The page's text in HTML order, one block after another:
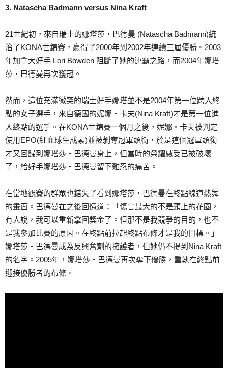
3. Natascha Badmann versus Nina Kraft
21世紀初，來自瑞士的娜塔莎‧巴德曼 (Natascha Badmann)統
治了KONA世錦賽，贏得了2000年到2002年連續三屆優勝。2003
年加拿大好手 Lori Bowden 阻斷了她的連霸之路，而2004年娜塔
莎‧巴德曼再次獲冠。
然而，這位充滿微笑的瑞士好手娜塔並不是2004年第一位跨入終
點的女子選手，來自德國的妮娜‧卡夫(Nina Kraft)才是第一位進
入終點的選手。在KONA世錦賽一個月之後，妮娜‧卡夫被判定
使用EPO(紅血球生成素)並被剝奪冠軍頭銜，於是這個冠軍頭銜
才又回歸到娜塔莎‧巴德曼身上，但當時的榮耀感受已被破壞
了，給好手娜塔莎‧巴德曼留下難忍的痛苦。
在當地觀賽的群眾也錯失了看到娜塔莎‧巴德曼在終點線道熱舞
的畫面。巴德曼在之後回憶道：「傷害最大的不是頸上的花圈，
有人說，我可以重新拿回獎金了。但那不是我競爭的目的，也不
是我參加比賽的原因。在終點前拉起終點布條才是我的目標。」
娜塔莎‧巴德曼成為反興奮劑的擁護者，但她仍不提到Nina Kraft
的名字。2005年，娜塔莎‧巴德曼再次奪下優勝，重執在終點前
迎接優勝者的布條。